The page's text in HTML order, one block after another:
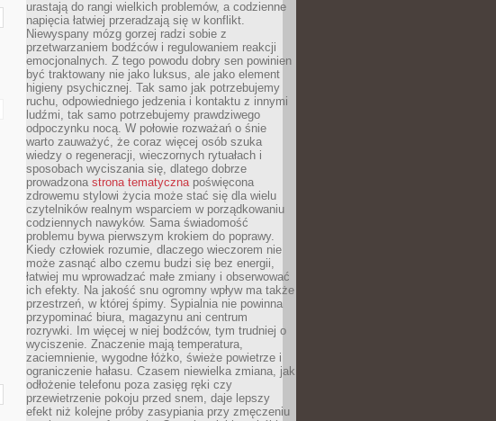
urastają do rangi wielkich problemów, a codzienne
napięcia łatwiej przeradzają się w konflikt.
Niewyspany mózg gorzej radzi sobie z
przetwarzaniem bodźców i regulowaniem reakcji
emocjonalnych. Z tego powodu dobry sen powinien
być traktowany nie jako luksus, ale jako element
higieny psychicznej. Tak samo jak potrzebujemy
ruchu, odpowiedniego jedzenia i kontaktu z innymi
ludźmi, tak samo potrzebujemy prawdziwego
odpoczynku nocą. W połowie rozważań o śnie
warto zauważyć, że coraz więcej osób szuka
wiedzy o regeneracji, wieczornych rytuałach i
sposobach wyciszania się, dlatego dobrze
prowadzona strona tematycznapoświęcona
zdrowemu stylowi życia może stać się dla wielu
czytelników realnym wsparciem w porządkowaniu
codziennych nawyków. Sama świadomość
problemu bywa pierwszym krokiem do poprawy.
Kiedy człowiek rozumie, dlaczego wieczorem nie
może zasnąć albo czemu budzi się bez energii,
łatwiej mu wprowadzać małe zmiany i obserwować
ich efekty. Na jakość snu ogromny wpływ ma także
przestrzeń, w której śpimy. Sypialnia nie powinna
przypominać biura, magazynu ani centrum
rozrywki. Im więcej w niej bodźców, tym trudniej o
wyciszenie. Znaczenie mają temperatura,
zaciemnienie, wygodne łóżko, świeże powietrze i
ograniczenie hałasu. Czasem niewielka zmiana, jak
odłożenie telefonu poza zasięg ręki czy
przewietrzenie pokoju przed snem, daje lepszy
efekt niż kolejne próby zasypiania przy zmęczeniu